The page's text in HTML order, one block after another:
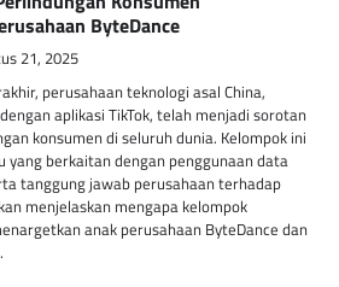
ByteDance
21, 2025
perusahaan teknologi asal China,
aplikasi TikTok, telah menjadi sorotan
konsumen di seluruh dunia. Kelompok ini
yang berkaitan dengan penggunaan data
tanggung jawab perusahaan terhadap
menjelaskan mengapa kelompok
anak perusahaan ByteDance dan